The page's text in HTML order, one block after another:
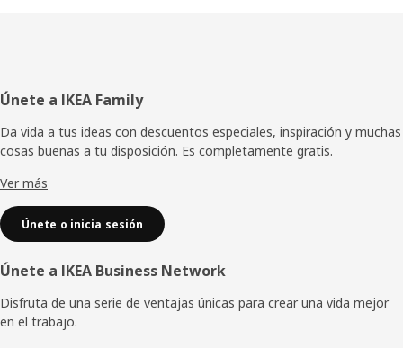
Pie
de
página
Únete a IKEA Family
Da vida a tus ideas con descuentos especiales, inspiración y muchas
cosas buenas a tu disposición. Es completamente gratis.
Ver más
Únete o inicia sesión
Únete a IKEA Business Network
Disfruta de una serie de ventajas únicas para crear una vida mejor
en el trabajo.